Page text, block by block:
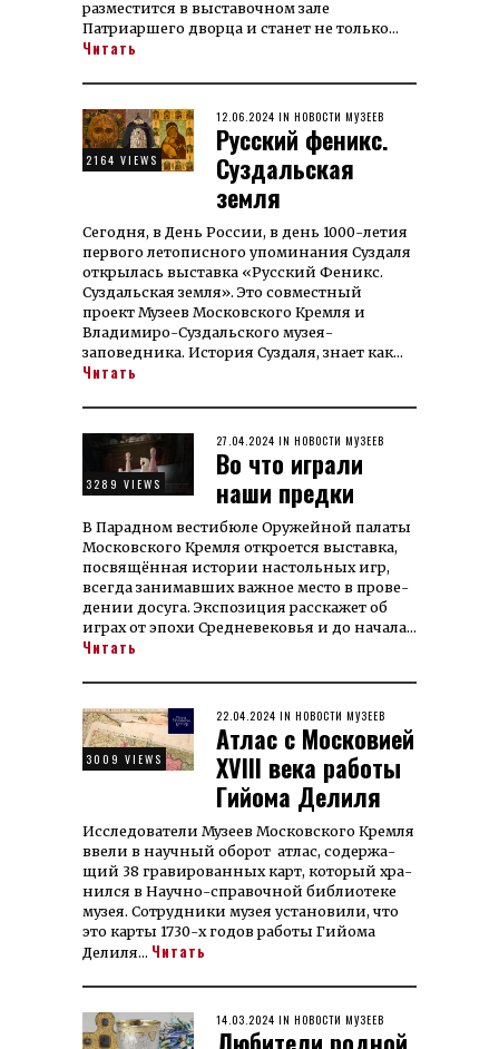
разместится в вы­ста­воч­ном зале
Патриаршего дворца и ста­нет не только…
Читать
2164 VIEWS
POSTED
ON
12.06.2024 13.06.2024
IN НОВОСТИ МУЗЕЕВ
Русский феникс.
Суздальская
земля
Сегодня, в День России, в день 1000-ле­тия
первого летописного упоминания Суздаля
открылась выставка «Рус­ский Феникс.
Суз­даль­ская земля». Это совместный
проект Музеев Московского Кремля и
Владимиро-Суздальского музея-
заповедника. История Суздаля, знает как…
Читать
3289 VIEWS
POSTED
ON
27.04.2024 12.06.2024
IN НОВОСТИ МУЗЕЕВ
Во что играли
наши предки
В Парадном вестибюле Оружейной палаты
Московского Кремля от­кроет­ся выставка,
посвящённая истории настольных игр,
всегда занимавших важное место в про­ве­
дении досуга. Экспозиция расскажет об
играх от эпохи Средневековья и до начала…
Читать
3009 VIEWS
POSTED
ON
22.04.2024 22.04.2024
IN НОВОСТИ МУЗЕЕВ
Атлас с Московией
XVIII века работы
Гийома Делиля
Исследователи Музеев Мос­ков­ско­го Крем­ля
вве­ли в науч­ный обо­рот ат­лас, со­дер­жа­
щий 38 гра­ви­ро­ван­ных карт, ко­то­рый хра­
нил­ся в Науч­но-спра­воч­ной биб­лио­те­ке
му­зея. Со­труд­ники му­зея ус­та­но­ви­ли, что
это кар­ты 1730-х го­дов ра­бо­ты Гийома
Делиля… Читать
POSTED
ON
14.03.2024 17.06.2024
IN НОВОСТИ МУЗЕЕВ